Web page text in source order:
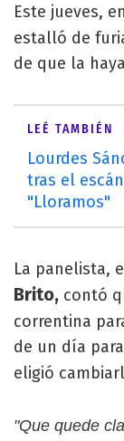
Este jueves, en
estalló de
de que la
LEÉ TAMBIÉN
Lourdes
tras el
"Lloramos"
La panelista,
Brito, contó
correntina
de un día
eligió
"Que quede